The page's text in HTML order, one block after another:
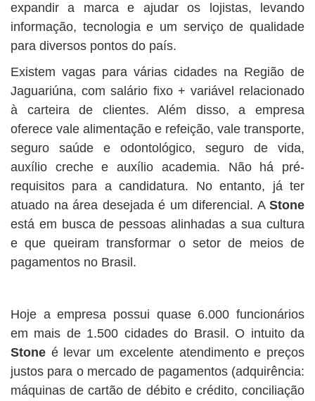
expandir a marca e ajudar os lojistas, levando
informação, tecnologia e um serviço de qualidade
para diversos pontos do país.
Existem vagas para várias cidades na Região de
Jaguariúna, com salário fixo + variável relacionado
à carteira de clientes. Além disso, a empresa
oferece vale alimentação e refeição, vale transporte,
seguro saúde e odontológico, seguro de vida,
auxílio creche e auxílio academia. Não há pré-
requisitos para a candidatura. No entanto, já ter
atuado na área desejada é um diferencial. A Stone
está em busca de pessoas alinhadas a sua cultura
e que queiram transformar o setor de meios de
pagamentos no Brasil.
Hoje a empresa possui quase 6.000 funcionários
em mais de 1.500 cidades do Brasil. O intuito da
Stone é levar um excelente atendimento e preços
justos para o mercado de pagamentos (adquirência:
máquinas de cartão de débito e crédito, conciliação